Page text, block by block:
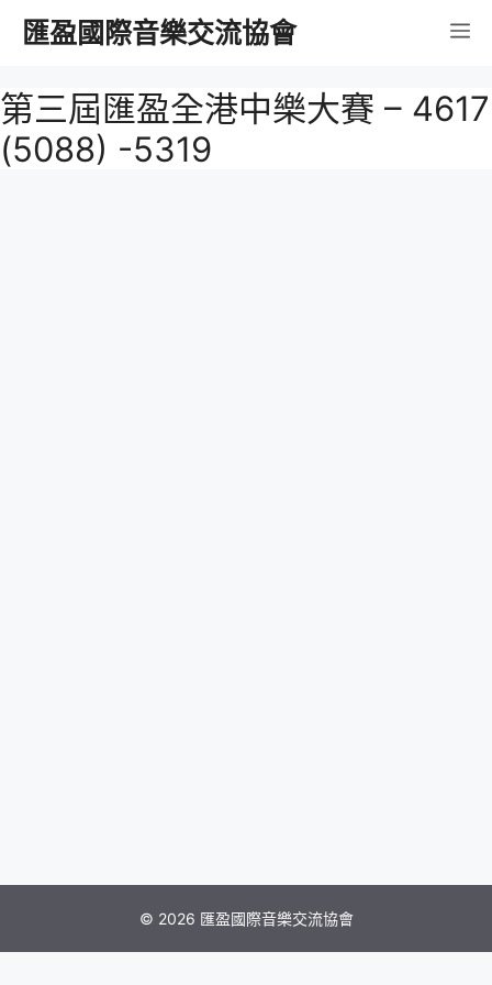
容
匯盈國際音樂交流協會 選
單
第三屆匯盈全港中樂大賽 – 4617
(5088) -5319
© 2026 匯盈國際音樂交流協會